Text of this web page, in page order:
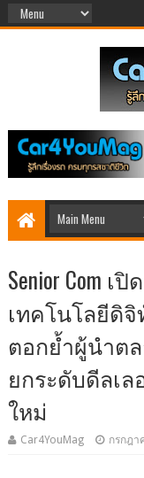
Senior Com เ
เทคโนโลยีดิ
ตอกย้ำผู้นำต
ยกระดับดีลเ
ใหม่
Car4YouMag กรกฎา